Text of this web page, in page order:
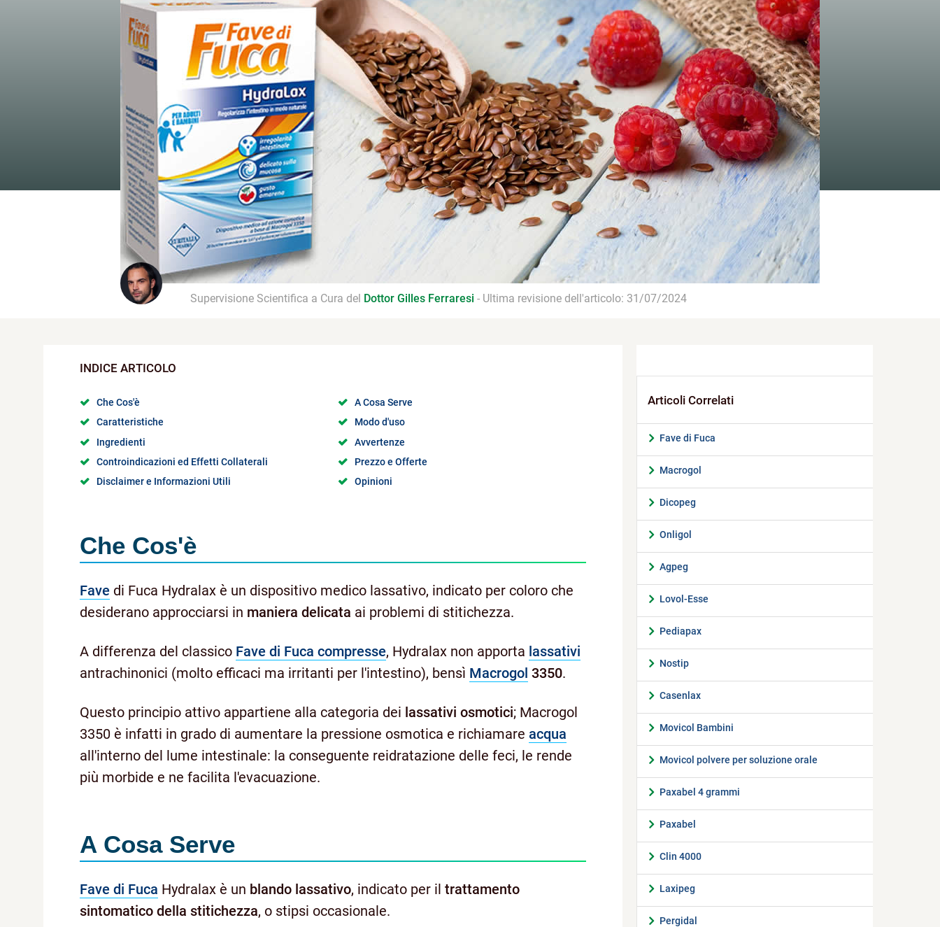
Supervisione Scientifica a Cura del Dottor Gilles Ferraresi - Ultima revisione dell'articolo: 31/07/2024
Che Cos'è
A Cosa Serve
Caratteristiche
Modo d'uso
Ingredienti
Avvertenze
Controindicazioni ed Effetti Collaterali
Prezzo e Offerte
Disclaimer e Informazioni Utili
Opinioni
Che Cos'è
Fave di Fuca Hydralax è un dispositivo medico lassativo, indicato per coloro che
desiderano approcciarsi in maniera delicata ai problemi di stitichezza.
A differenza del classico Fave di Fuca compresse, Hydralax non apporta lassativi
antrachinonici (molto efficaci ma irritanti per l'intestino), bensì Macrogol 3350.
Questo principio attivo appartiene alla categoria dei lassativi osmotici; Macrogol
3350 è infatti in grado di aumentare la pressione osmotica e richiamare acqua
all'interno del lume intestinale: la conseguente reidratazione delle feci, le rende
più morbide e ne facilita l'evacuazione.
A Cosa Serve
Fave di Fuca Hydralax è un blando lassativo, indicato per il trattamento
sintomatico della stitichezza, o stipsi occasionale.
Fave di Fuca
Macrogol
Dicopeg
Onligol
Agpeg
Lovol-Esse
Pediapax
Nostip
Casenlax
Movicol Bambini
Movicol polvere per soluzione orale
Paxabel 4 grammi
Paxabel
Clin 4000
Laxipeg
Pergidal